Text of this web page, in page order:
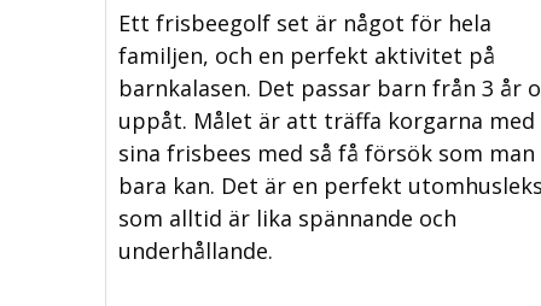
Ett frisbeegolf set är något för hela
familjen, och en perfekt aktivitet på
barnkalasen. Det passar barn från 3 år
uppåt. Målet är att träffa korgarna med
sina frisbees med så få försök som man
bara kan. Det är en perfekt
som alltid är lika spännande och
underhållande.